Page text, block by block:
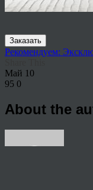
Заказать
Рекомендуем:
Май 10
95 0
About the